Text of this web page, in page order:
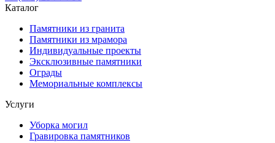
Каталог
Памятники из гранита
Памятники из мрамора
Индивидуальные проекты
Эксклюзивные памятники
Ограды
Мемориальные комплексы
Услуги
Уборка могил
Гравировка памятников